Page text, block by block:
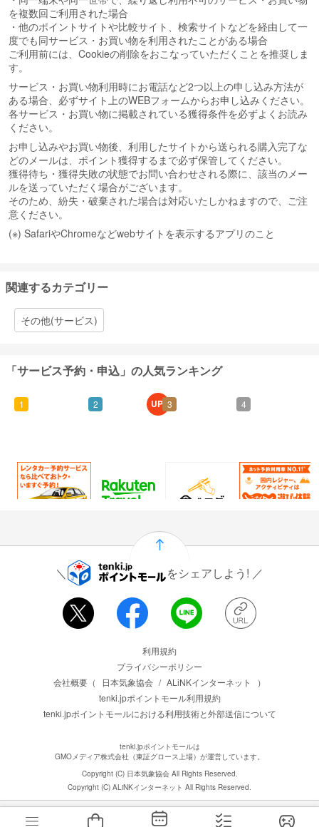
を複数回ご利用された場合
・他のポイントサイトや比較サイト、検索サイトなどを経由して一
度でも同サービス・お買い物を利用されたことがある場合
ご利用前には、Cookieの削除をおこなっていただくことを推奨しま
す。
サービス・お買い物利用時にお電話など2つ以上の申し込み方法が
ある場合、必ずサイト上のWEBフォームからお申し込みください。
各サービス・お買い物に掲載されている獲得条件を必ずよくお読み
ください。
お申し込みやお買い物後、利用したサイトから送られる購入完了な
どのメールは、ポイント獲得するまで必ず保管してください。
獲得待ち・獲得失敗の状態でお問い合わせされる際に、該当のメー
ルを送っていただく場合がございます。
そのため、紛失・破棄された場合は対応いたしかねますので、ご注
意ください。
(※) SafariやChromeなどwebサイトを表示するアプリのこと
関連するカテゴリー
その他(サービス)
「サービス予約・申込」の人気ランキング
1
0.5%還元
UP!
2
通常：50ポイント
3 4
1.5%還元
をシェアしよう!
利用規約
プライバシーポリシー
会社概要（
日本気象協会 / ALiNKインターネット
）
tenki.jpポイントモール利用規約
tenki.jpポイントモールにおける利用技術と外部送信について
tenki.jpポイントモールは
GMOメディア株式会社（東証グロース上場）が運営しています。
Copyright (C) 日本気象協会 All Rights Reserved.
Copyright (C) ALiNKインターネット All Rights Reserved.